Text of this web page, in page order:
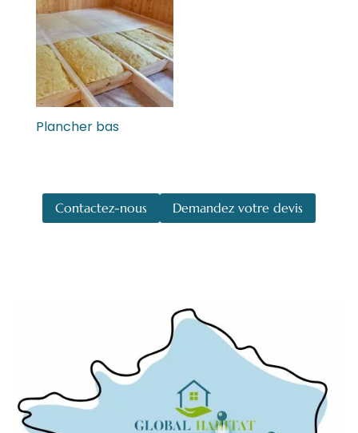
Plancher bas
Contactez-nous Demandez votre devis